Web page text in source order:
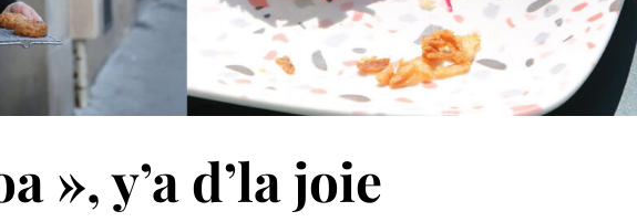
», y’a d’la joie